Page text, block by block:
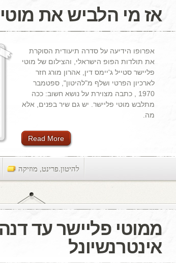
אז מי הלביש את
אפרופו הידיעה על סדרה תיעודית הסוקרת
את תולדות הפופ הישראלי, והצילום של מוטי
פליישר סטייל ג'יימס דין, אהרון מורג חזר
לארכיון הפרטי ושלף מ"להיטון", ספטמבר
1970 , כתבה מצוירת על נושא חשוב: ככה
מתלבש מוטי פליישר. יש גם שיר בפנים, אלא
מה.
Read More
להיטון.פרינט, מוזיקה
ממוטי פליישר עד דנה
אינטרנשיונל